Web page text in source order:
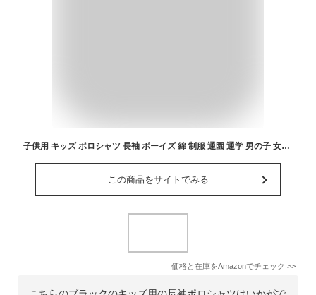
子供用 キッズ ポロシャツ 長袖 ボーイズ 綿 制服 通園 通学 男の子 女の子 男女兼用 (165)
この商品をサイトでみる
価格と在庫をAmazonでチェック >>